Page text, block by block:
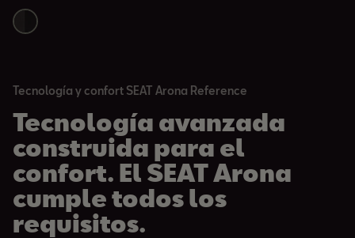
Tecnología y confort SEAT Arona Reference
Tecnología avanzada
construida para el
confort. El SEAT Arona
cumple todos los
requisitos.